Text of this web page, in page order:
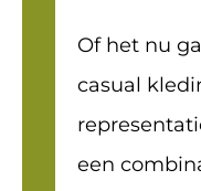
Of het nu
casual
een